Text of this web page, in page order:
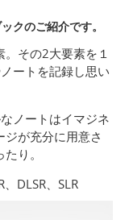
クのご紹介です。
その2大要素を１
ートを記録し思い
ノートはイマジネ
が充分に用意さ
り。
DLSR、SLR